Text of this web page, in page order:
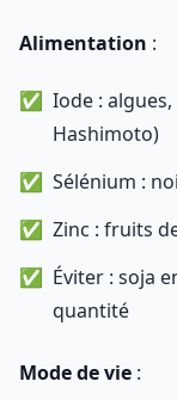
Alimentation :
Iode :
Hashimoto)
Sélénium :
Zinc : fruits
Éviter : soja
quantité
Mode de vie :